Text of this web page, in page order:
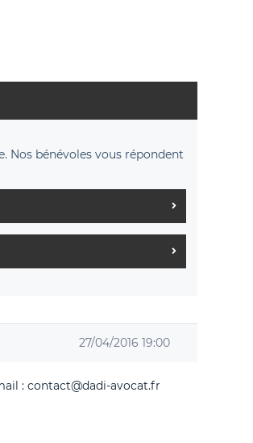
Nos bénévoles vous répondent
27/04/2016 19:00
: contact@dadi-avocat.fr